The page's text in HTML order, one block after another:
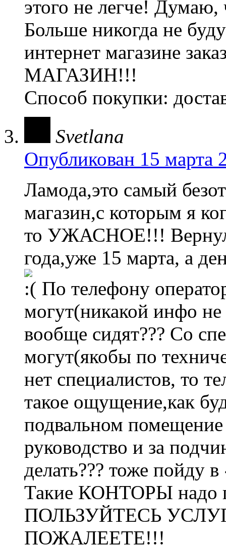
этого не легче! Думаю,
Больше никогда не
интернет магазине
МАГАЗИН!!!
Способ покупки:
Svetlana
Опубликован 15 марта
Ламода,это самый
магазин,с которым я
то УЖАСНОЕ!!!
года,уже 15 марта, а
По телефону
могут(никакой инфо
вообще сидят??? Со
могут(якобы по
нет специалистов, то
такое ощущение,как
подвальном помещение
руководство и за
делать??? тоже пойду
Такие КОНТОРЫ
ПОЛЬЗУЙТЕСЬ
ПОЖАЛЕЕТЕ!!!